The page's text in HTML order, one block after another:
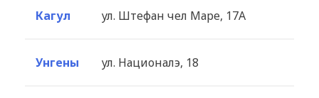
Кагул ул. Штефан чел Маре, 17А
Унгены ул. Националэ, 18